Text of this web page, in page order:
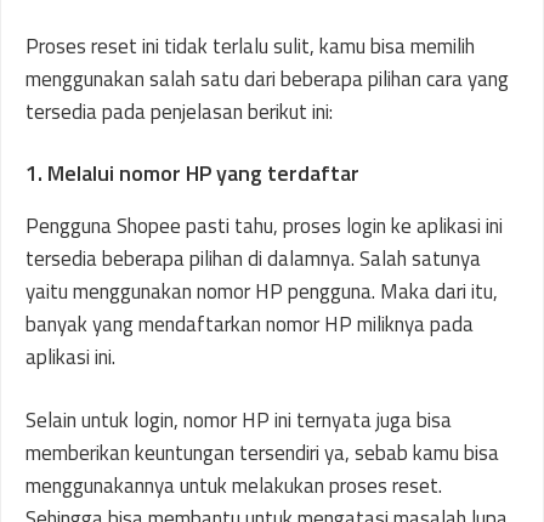
Proses reset ini tidak terlalu sulit, kamu bisa memilih
menggunakan salah satu dari beberapa pilihan cara yang
tersedia pada penjelasan berikut ini:
1. Melalui nomor HP yang terdaftar
Pengguna Shopee pasti tahu, proses login ke aplikasi ini
tersedia beberapa pilihan di dalamnya. Salah satunya
yaitu menggunakan nomor HP pengguna. Maka dari itu,
banyak yang mendaftarkan nomor HP miliknya pada
aplikasi ini.
Selain untuk login, nomor HP ini ternyata juga bisa
memberikan keuntungan tersendiri ya, sebab kamu bisa
menggunakannya untuk melakukan proses reset.